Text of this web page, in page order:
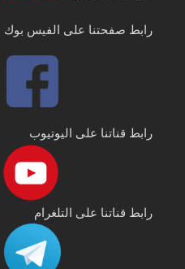
رابط صفحتنا على الفيس بوك
رابط قناتنا على اليوتيوب
رابط قناتنا على التلغرام